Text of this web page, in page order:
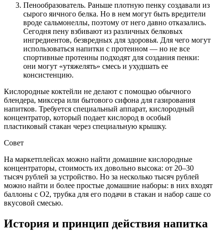
Пенообразователь. Раньше плотную пенку создавали из
сырого яичного белка. Но в нем могут быть вредители
вроде сальмонеллы, поэтому от него давно отказались.
Сегодня пену взбивают из различных белковых
ингредиентов, безвредных для здоровья. Для чего могут
использоваться напитки с протеином — но не все
спортивные протеины подходят для создания пенки:
они могут «утяжелять» смесь и ухудшать ее
консистенцию.
Кислородные коктейли не делают с помощью обычного
блендера, миксера или бытового сифона для газирования
напитков. Требуется специальный аппарат, кислородный
концентратор, который подает кислород в особый
пластиковый стакан через специальную крышку.
Совет
На маркетплейсах можно найти домашние кислородные
концентраторы, стоимость их довольно высока: от 20–30
тысяч рублей за устройство. Но за несколько тысяч рублей
можно найти и более простые домашние наборы: в них входят
баллоны с О2, трубка для его подачи в стакан и набор саше со
вкусовой смесью.
История и принцип действия напитка